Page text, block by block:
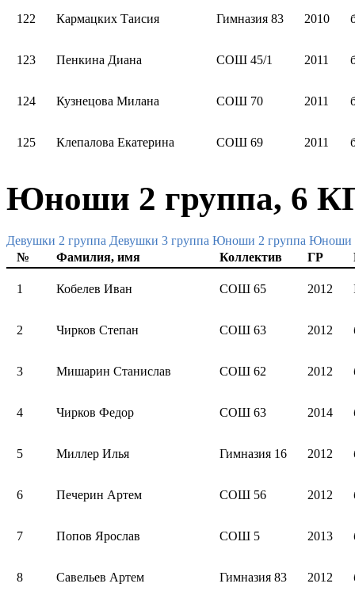
122 Кармацких Таисия Гимназия 83 2010
123 Пенкина Диана СОШ 45/1 2011
124 Кузнецова Милана СОШ 70 2011
125 Клепалова Екатерина СОШ 69 2011
Юноши 2 группа, 6
Девушки 2 группа Девушки 3 группа Юноши 2 группа Юноши
№
Фамилия, имя Коллектив ГР
1 Кобелев Иван СОШ 65 2012
2 Чирков Степан СОШ 63 2012
3 Мишарин Станислав СОШ 62 2012
4 Чирков Федор СОШ 63 2014
5 Миллер Илья Гимназия 16 2012
6 Печерин Артем СОШ 56 2012
7 Попов Ярослав СОШ 5 2013
8 Савельев Артем Гимназия 83 2012